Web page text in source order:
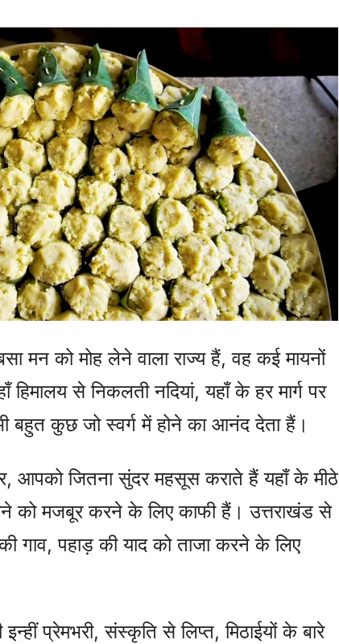
मन को मोह लेने वाला राज्य हैं, वह कई मायनों
से निकलती नदियां, यहाँ के हर मार्ग पर
बहुत कुछ जो स्वर्ग में होने का आनंद देता हैं।
आपको जितना सुंदर महसूस कराते हैं यहाँ के मीठे
को मजबूर करने के लिए काफी हैं। उत्तराखंड से
गाव, पहाड़ की याद को ताजा करने के लिए
प्रेमभरी, संस्कृति से लिप्त, मिठाईयों के बारे